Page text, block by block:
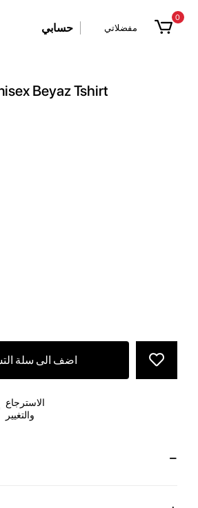
حسابي مفضلاتي
0
Beyaz Tshirt
اضف الى سلة
الاسترجاع
والتغيير